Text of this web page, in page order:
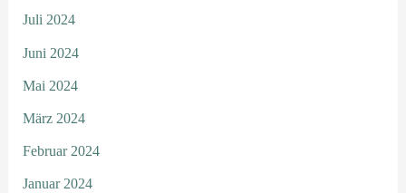
Juli 2024
Juni 2024
Mai 2024
März 2024
Februar 2024
Januar 2024